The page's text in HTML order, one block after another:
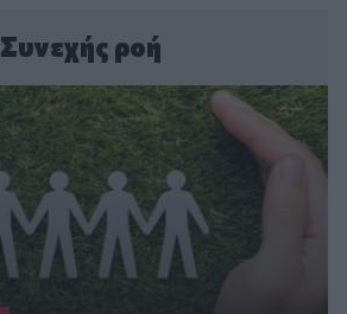
Συνεχής ροή